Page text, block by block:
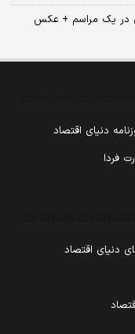
در یک مراسم + عکس
دنیای اقتصاد
فردا
دنیای اقتصاد